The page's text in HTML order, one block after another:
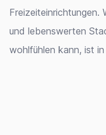
Freizeiteinrichtungen.
und lebenswerten
wohlfühlen kann, ist